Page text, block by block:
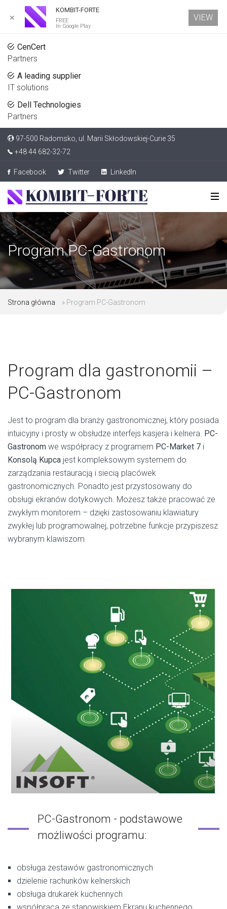
CenCert
Partners
A leading supplier
IT solutions
Dell Technologies
Partners
97-500 Radomsko, ul. Marii Skłodowskiej-Curie 35
+48 44 682-32-72
Facebook Twitter LinkedIn
Program PC-Gastronom
Strona główna » Program PC-Gastronom
Program dla gastronomii –
PC-Gastronom
Jest to program dla branży gastronomicznej, który posiada
intuicyjny i prosty w obsłudze interfejs kasjera i kelnera. PC-
Gastronom we współpracy z programem PC-Market 7 i
Konsolą Kupca jest kompleksowym systemem do
zarządzania restauracją i siecią placówek
gastronomicznych. Ponadto jest przystosowany do
obsługi ekranów dotykowych. Możesz także pracować ze
zwykłym monitorem – dzięki zastosowaniu klawiatury
zwykłej lub programowalnej, potrzebne funkcje przypiszesz
wybranym klawiszom
PC-Gastronom - podstawowe
możliwości programu:
obsługa zestawów gastronomicznych
dzielenie rachunków kelnerskich
obsługa drukarek kuchennych
✕
KOMBIT-FORTE
FREE
In Google Play
VIEW